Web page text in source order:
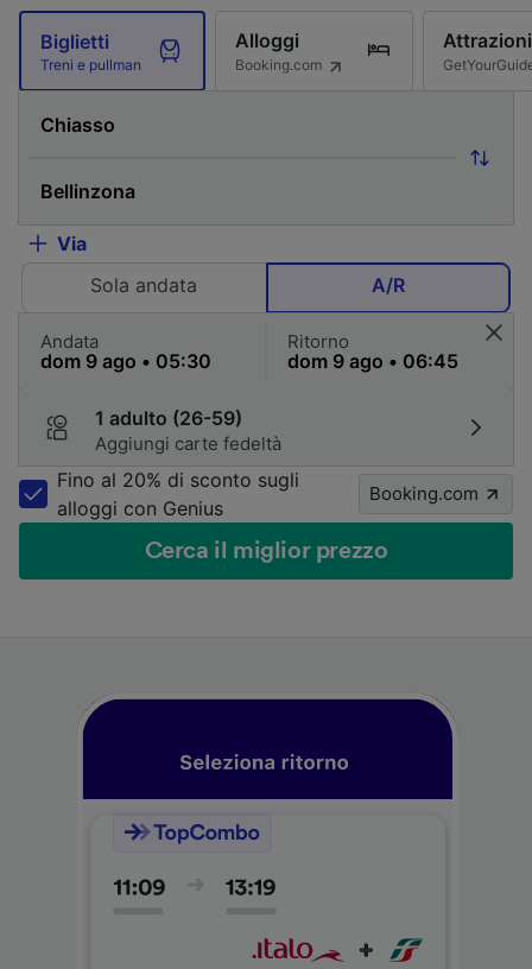
Biglietti
Treni e pullman
Alloggi
Booking.com
Attrazioni
Via
Sola andata
A/R
Andata Ritorno
1 adulto (26-59)
Aggiungi carte fedeltà
Fino al 20% di sconto sugli
alloggi con Genius
Booking.com
Cerca il miglior prezzo